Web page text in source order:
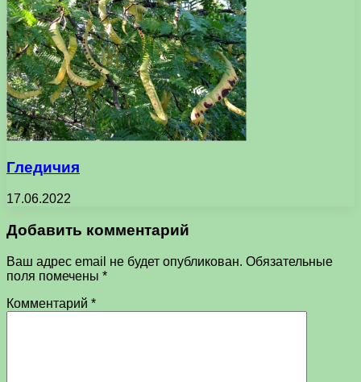
Гледичия
17.06.2022
Добавить комментарий
Ваш адрес email не будет опубликован. Обязательные
поля помечены *
Комментарий *